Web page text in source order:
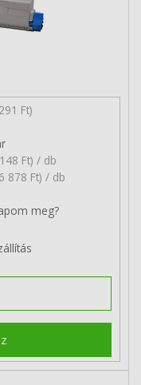
Ft)
Ft) / db
878 Ft) / db
meg?